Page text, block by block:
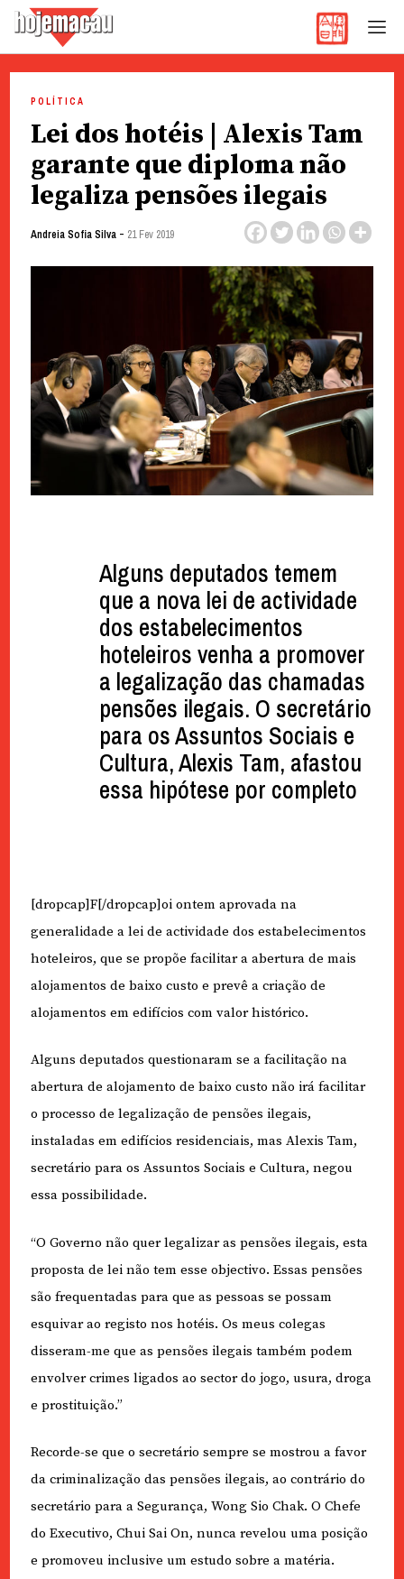
content
POLÍTICA
Lei dos hotéis | Alexis Tam
garante que diploma não
legaliza pensões ilegais
Andreia Sofia Silva- 21 Fev 2019
Alguns deputados temem
que a nova lei de actividade
dos estabelecimentos
hoteleiros venha a promover
a legalização das chamadas
pensões ilegais. O secretário
para os Assuntos Sociais e
Cultura, Alexis Tam, afastou
essa hipótese por completo
[dropcap]F[/dropcap]oi ontem aprovada na
generalidade a lei de actividade dos estabelecimentos
hoteleiros, que se propõe facilitar a abertura de mais
alojamentos de baixo custo e prevê a criação de
alojamentos em edifícios com valor histórico.
Alguns deputados questionaram se a facilitação na
abertura de alojamento de baixo custo não irá facilitar
o processo de legalização de pensões ilegais,
instaladas em edifícios residenciais, mas Alexis Tam,
secretário para os Assuntos Sociais e Cultura, negou
essa possibilidade.
“O Governo não quer legalizar as pensões ilegais, esta
proposta de lei não tem esse objectivo. Essas pensões
são frequentadas para que as pessoas se possam
esquivar ao registo nos hotéis. Os meus colegas
disseram-me que as pensões ilegais também podem
envolver crimes ligados ao sector do jogo, usura, droga
e prostituição.”
Recorde-se que o secretário sempre se mostrou a favor
da criminalização das pensões ilegais, ao contrário do
secretário para a Segurança, Wong Sio Chak. O Chefe
do Executivo, Chui Sai On, nunca revelou uma posição
e promoveu inclusive um estudo sobre a matéria.